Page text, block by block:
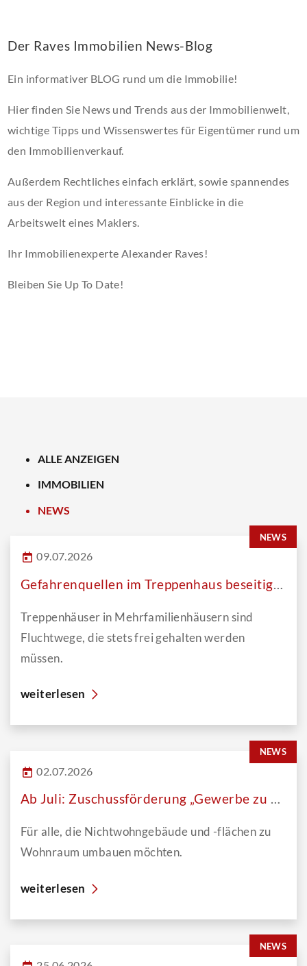
Der Raves Immobilien News-Blog
Ein informativer BLOG rund um die Immobilie!
Hier finden Sie News und Trends aus der Immobilienwelt,
wichtige Tipps und Wissenswertes für Eigentümer rund um
den Immobilienverkauf.
Außerdem Rechtliches einfach erklärt, sowie spannendes
aus der Region und interessante Einblicke in die
Arbeitswelt eines Maklers.
Ihr Immobilienexperte Alexander Raves!
Bleiben Sie Up To Date!
ALLE ANZEIGEN
IMMOBILIEN
NEWS
NEWS
09.07.2026
Treppenhäuser in Mehrfamilienhäusern sind
Fluchtwege, die stets frei gehalten werden
müssen.
weiterlesen
NEWS
02.07.2026
Ab Juli: Zuschussförderung „Gewerbe zu Wohnen“
Für alle, die Nichtwohngebäude und -flächen zu
Wohnraum umbauen möchten.
weiterlesen
NEWS